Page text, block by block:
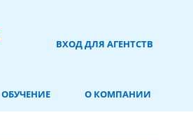
ВХОД ДЛЯ АГЕНТСТВ
ОБУЧЕНИЕ О КОМПАНИИ